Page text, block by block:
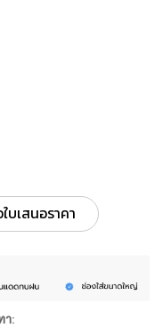
บเสนอราคา
า: